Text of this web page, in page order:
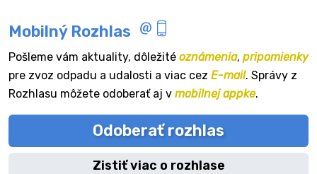
Mobilný Rozhlas
Pošleme vám aktuality, dôležité oznámenia, pripomienky
pre zvoz odpadu a udalosti a viac cez E-mail. Správy z
Rozhlasu môžete odoberať aj v mobilnej appke.
Odoberať rozhlas
Zistiť viac o rozhlase